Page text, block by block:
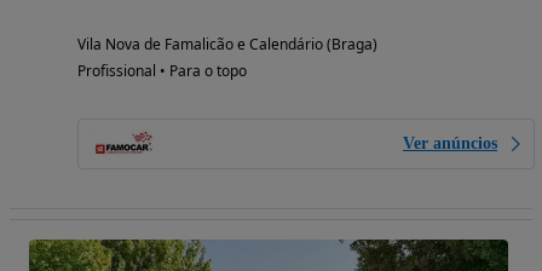
Vila Nova de Famalicão e Calendário (Braga)
Profissional • Para o topo
Ver anúncios